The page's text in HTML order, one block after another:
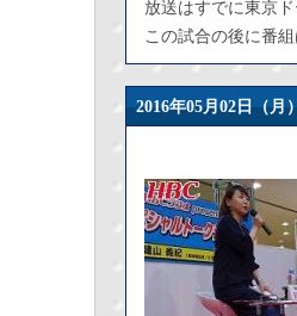
放送はすでに東京
この試合の後に番
2016年05月02日